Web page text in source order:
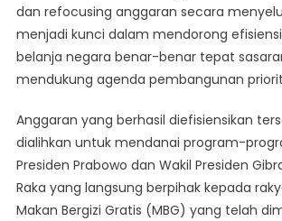
dan refocusing anggaran secara
menjadi kunci dalam mendorong
belanja negara benar-benar tepat
mendukung agenda pembangunan
Anggaran yang berhasil diefisiensikan
dialihkan untuk mendanai program-
Presiden Prabowo dan Wakil Presiden
Raka yang langsung berpihak kepada
Makan Bergizi Gratis (MBG) yang telah